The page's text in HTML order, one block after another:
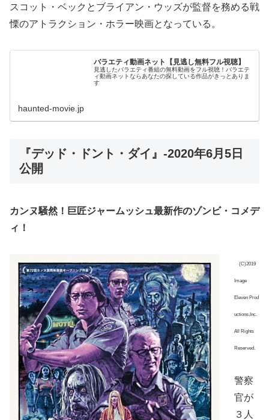
スコット・ベックとブライアン・ウッズが監督を務める戦
慄のアトラクション・ホラー映画となっている。
バラエティ動画ネット【見逃し無料フル視聴】
見逃したバラエティ番組の無料動画をフル視聴！バラエテ
ィ動画ネットならあなたの探している作品がきっとありま
す
haunted-movie.jp
『デッド・ドント・ダイ』-2020年6月5日
公開
カンヌ騒然！巨匠ジャームッシュ最新作のゾンビ・コメデ
ィ！
(C)2019
Image
Eleven Prod
uctions,Inc.
All Rights
Reserved.
警察
官が
３人